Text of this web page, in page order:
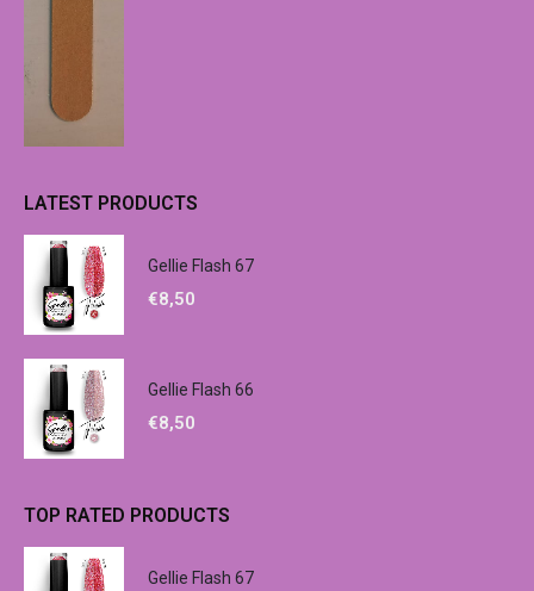
LATEST PRODUCTS
Gellie Flash 67
€8,50
Gellie Flash 66
€8,50
TOP RATED PRODUCTS
Gellie Flash 67